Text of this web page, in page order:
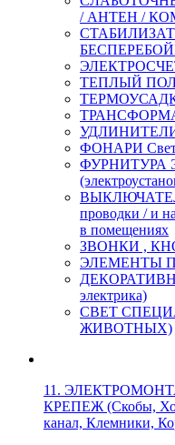
/ АНТЕН /
ТЕПЛЫЙ
ФОНАРИ
ФУРНИТУРА
проводки / и
в помещениях
ЗВОНКИ ,
ЭЛЕМЕНТЫ
электрика)
СВЕТ
ЖИВОТНЫХ)
11.
КРЕПЕЖ (Скобы,
канал, Клемники,